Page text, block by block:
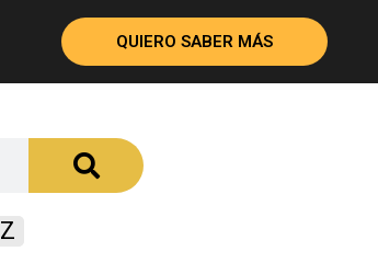
QUIERO SABER MÁS
Z